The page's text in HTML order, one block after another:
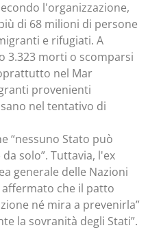
l'organizzazione,
di 68 milioni di persone
e rifugiati. A
3.323 morti o scomparsi
nel Mar
provenienti
nel tentativo di
“nessuno Stato può
solo”. Tuttavia, l'ex
generale delle Nazioni
affermato che il patto
né mira a prevenirla”
la sovranità degli Stati”.